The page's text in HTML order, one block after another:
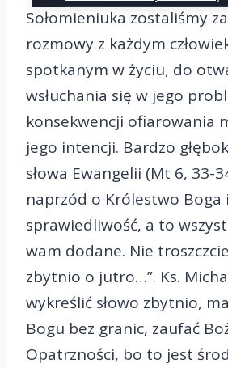
Sołomieniuka zostaliśmy
rozmowy z każdym
spotkanym w życiu, do
wsłuchania się w jego
konsekwencji ofiarowania
jego intencji. Bardzo
słowa Ewangelii (Mt 6, 33-
naprzód o Królestwo Boga
sprawiedliwość, a to
wam dodane. Nie
zbytnio o jutro…”. Ks.
wykreślić słowo zbytnio,
Bogu bez granic, zaufać
Opatrzności, bo to jest